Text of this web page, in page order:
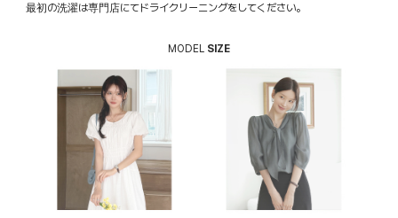
最初の洗濯は専門店にてドライクリーニングをしてください。
MODEL SIZE